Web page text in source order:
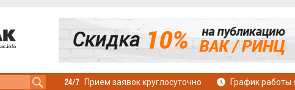
Прием заявок круглосуточно График работы